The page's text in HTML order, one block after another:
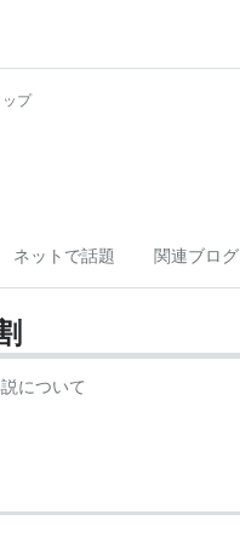
プ
ネットで話題 関連ブログ
について